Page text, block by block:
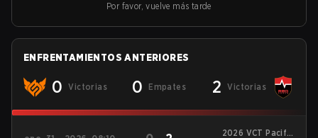
Por favor, vuelve más tarde
ENFRENTAMIENTOS ANTERIORES
0 Victorias 0 Empates 2 Victorias
2026 VCT Pacific